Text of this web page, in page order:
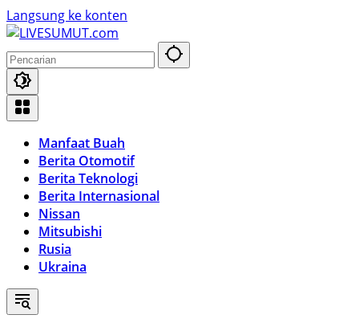
Langsung ke konten
Manfaat Buah
Berita Otomotif
Berita Teknologi
Berita Internasional
Nissan
Mitsubishi
Rusia
Ukraina